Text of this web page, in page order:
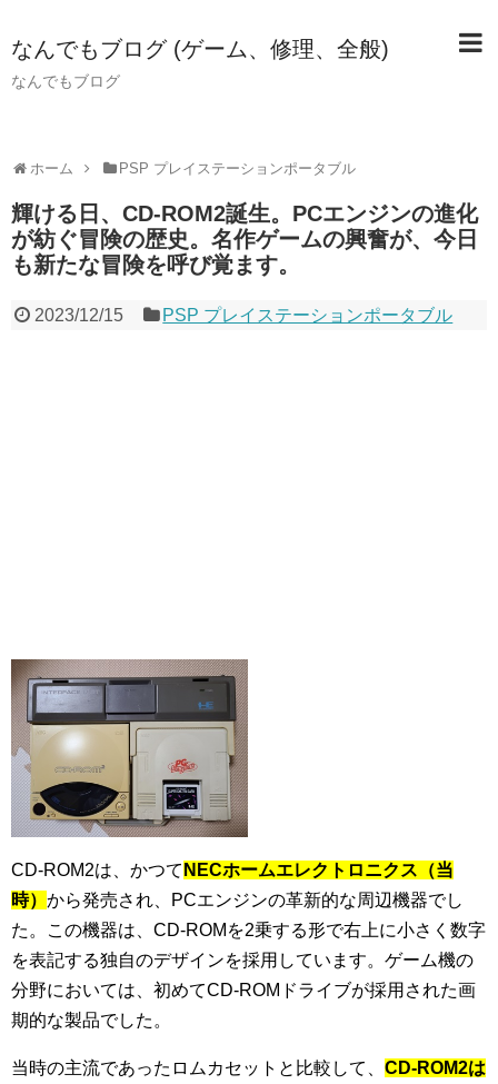
なんでもブログ (ゲーム、修理、全般)
なんでもブログ
ホーム PSP プレイステーションポータブル
輝ける日、CD-ROM2誕生。PCエンジンの進化
が紡ぐ冒険の歴史。名作ゲームの興奮が、今日
も新たな冒険を呼び覚ます。
2023/12/15 PSP プレイステーションポータブル
CD-ROM2は、かつて NECホームエレクトロニクス（当
時） から発売され、PCエンジンの革新的な周辺機器でし
た。この機器は、CD-ROMを2乗する形で右上に小さく数字
を表記する独自のデザインを採用しています。ゲーム機の
分野においては、初めてCD-ROMドライブが採用された画
期的な製品でした。
当時の主流であったロムカセットと比較して、 CD-ROM2は